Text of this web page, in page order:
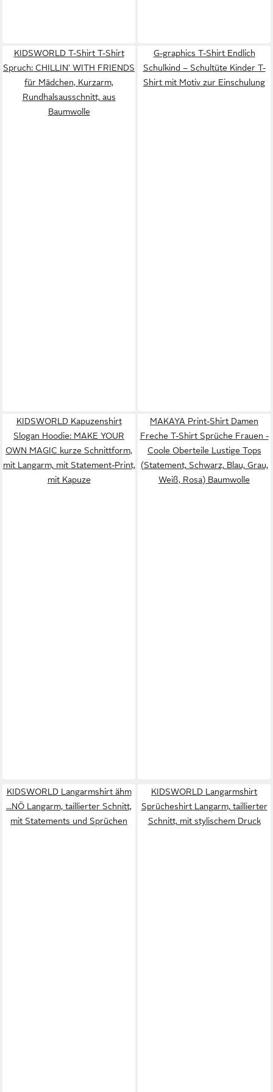
KIDSWORLD T-Shirt T-Shirt
Spruch: CHILLIN' WITH FRIENDS
für Mädchen, Kurzarm,
Rundhalsausschnitt, aus
Baumwolle
G-graphics T-Shirt Endlich
Schulkind – Schultüte Kinder T-
Shirt mit Motiv zur Einschulung
KIDSWORLD Kapuzenshirt
Slogan Hoodie: MAKE YOUR
OWN MAGIC kurze Schnittform,
mit Langarm, mit Statement-Print,
mit Kapuze
MAKAYA Print-Shirt Damen
Freche T-Shirt Sprüche Frauen -
Coole Oberteile Lustige Tops
(Statement, Schwarz, Blau, Grau,
Weiß, Rosa) Baumwolle
KIDSWORLD Langarmshirt ähm
...NÖ Langarm, taillierter Schnitt,
mit Statements und Sprüchen
KIDSWORLD Langarmshirt
Sprücheshirt Langarm, taillierter
Schnitt, mit stylischem Druck